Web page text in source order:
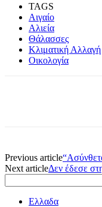
TAGS
Αιγαίο
Αλιεία
Θάλασσες
Κλιματική Αλλαγή
Οικολογία
Previous article
Next articleΔεν έδεσε
Ελλαδα